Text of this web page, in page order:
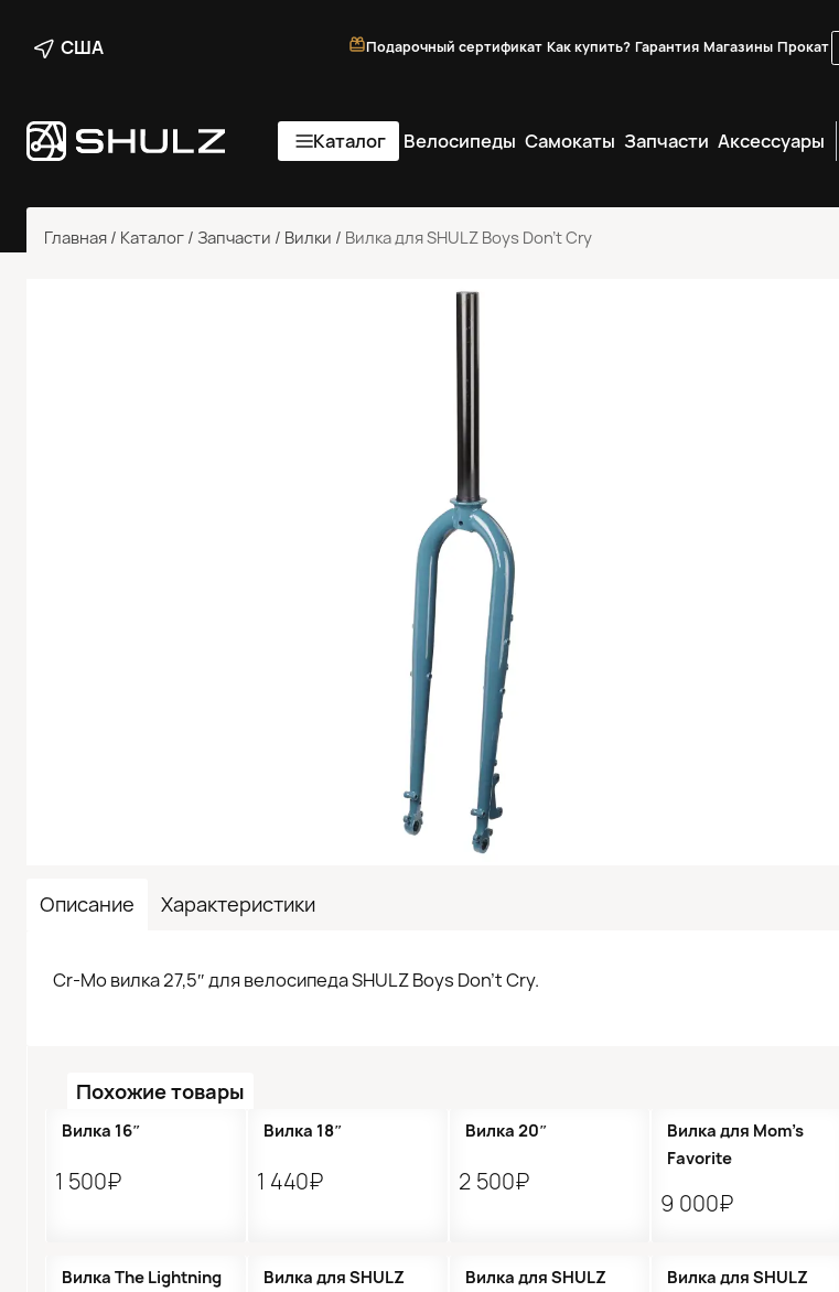
США Подарочный сертификат Как купить? Гарантия Магазины Прокат
Каталог Велосипеды Самокаты Запчасти Аксессуары
Главная / Каталог / Запчасти / Вилки / Вилка для SHULZ Boys Don’t Cry
Описание Характеристики
Cr-Mo вилка 27,5″ для велосипеда SHULZ Boys Don’t Cry.
Похожие товары
Вилка 16″
1 500₽
Вилка 18″
1 440₽
Вилка 20″
2 500₽
Вилка для Mom’s
Favorite
9 000₽
Вилка The Lightning
Вилка для SHULZ
Вилка для SHULZ
Вилка для SHULZ